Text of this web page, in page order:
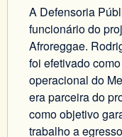
A Defensoria
funcionário do
Afroreggae.
foi efetivado
operacional do
era parceira do
como objetivo
trabalho a